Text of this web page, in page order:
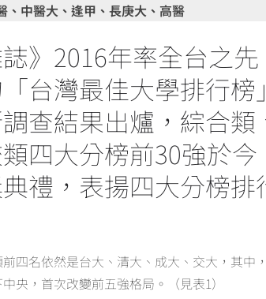
、中醫大、逢甲、長庚大、高醫
誌》2016年率全台之
台灣最佳大學排行
查結果出爐，綜合
四大分榜前30強於
禮，表揚四大分榜
四名依然是台大、清大、成大、交大，其中
央，首次改變前五強格局。（見表1）